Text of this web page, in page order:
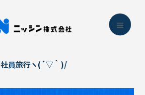
社員旅行ヽ(´▽｀)/